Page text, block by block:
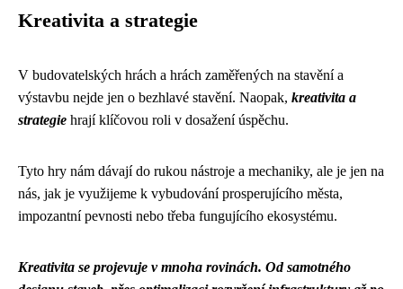
Kreativita a strategie
V budovatelských hrách a hrách zaměřených na stavění a
výstavbu nejde jen o bezhlavé stavění. Naopak, kreativita a
strategie hrají klíčovou roli v dosažení úspěchu.
Tyto hry nám dávají do rukou nástroje a mechaniky, ale je jen na
nás, jak je využijeme k vybudování prosperujícího města,
impozantní pevnosti nebo třeba fungujícího ekosystému.
Kreativita se projevuje v mnoha rovinách. Od samotného